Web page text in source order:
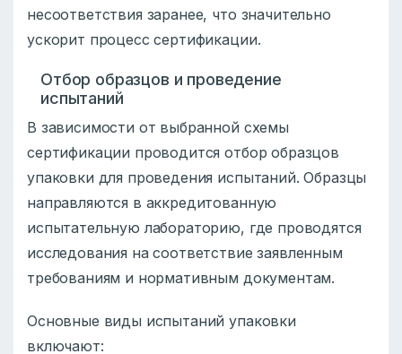
несоответствия заранее, что значительно
ускорит процесс сертификации.
Отбор образцов и проведение
испытаний
В зависимости от выбранной схемы
сертификации проводится отбор образцов
упаковки для проведения испытаний. Образцы
направляются в аккредитованную
испытательную лабораторию, где проводятся
исследования на соответствие заявленным
требованиям и нормативным документам.
Основные виды испытаний упаковки
включают: